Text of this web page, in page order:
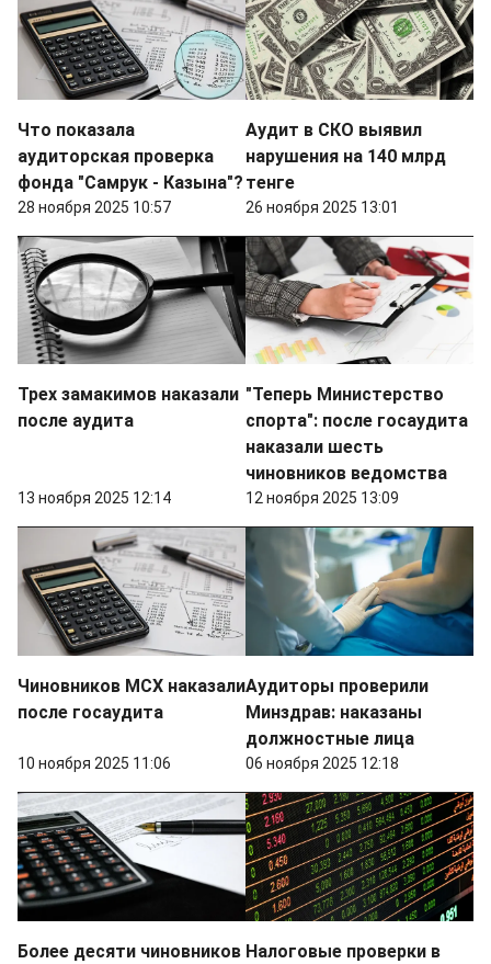
Что показала
аудиторская проверка
фонда "Самрук - Казына"?
28 ноября 2025 10:57
Аудит в СКО выявил
нарушения на 140 млрд
тенге
26 ноября 2025 13:01
Трех замакимов наказали
после аудита
13 ноября 2025 12:14
"Теперь Министерство
спорта": после госаудита
наказали шесть
чиновников ведомства
12 ноября 2025 13:09
Чиновников МСХ наказали
после госаудита
10 ноября 2025 11:06
Аудиторы проверили
Минздрав: наказаны
должностные лица
06 ноября 2025 12:18
Более десяти чиновников Налоговые проверки в